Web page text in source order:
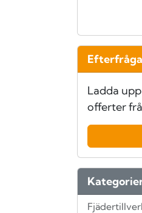
Ladda
offerter